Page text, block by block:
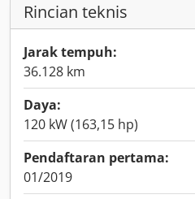
Rincian teknis
Jarak tempuh:
36.128 km
Daya:
120 kW (163,15 hp)
Pendaftaran pertama:
01/2019